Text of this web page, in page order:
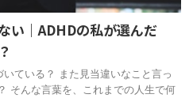
い｜ADHDの私が選んだ
ている？ また見当違いなこと言っ
そんな言葉を、これまでの人生で何